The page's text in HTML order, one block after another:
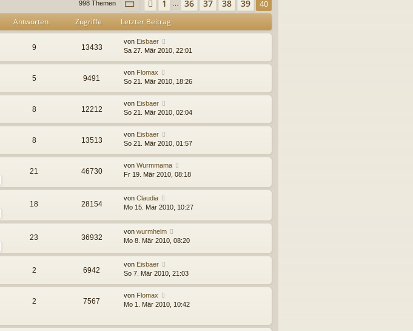
r
g
e
r
e
t
998 Themen Seite 40 von40
Vorherige
1 36 37 38 39 40
Antworten Zugriffe Letzter Beitrag
9 13433
von Eisbaer
Sa 27. Mär 2010, 22:01
5 9491
von Flomax
So 21. Mär 2010, 18:26
8 12212
von Eisbaer
So 21. Mär 2010, 02:04
8 13513
von Eisbaer
So 21. Mär 2010, 01:57
21 46730
von Wurmmama
Fr 19. Mär 2010, 08:18
18 28154
von Claudia
Mo 15. Mär 2010, 10:27
23 36932
von wurmhelm
Mo 8. Mär 2010, 08:20
2 6942
von Eisbaer
So 7. Mär 2010, 21:03
2 7567
von Flomax
Mo 1. Mär 2010, 10:42